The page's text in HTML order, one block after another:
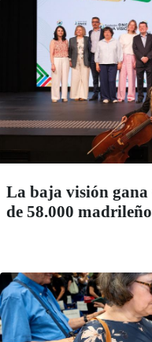
La baja visión
de 58.000